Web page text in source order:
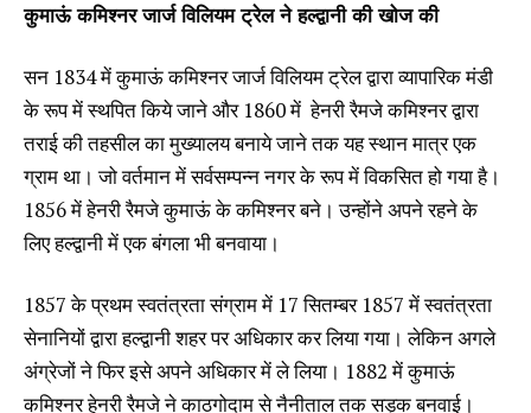
कुमाऊं कमिश्नर जार्ज विलियम ट्रेल ने हल्द्वानी की खोज की
सन 1834 में कुमाऊं कमिश्नर जार्ज विलियम ट्रेल द्वारा व्यापारिक मंडी
के रूप में स्थपित किये जाने और 1860 में हेनरी रैमजे कमिश्नर द्वारा
तराई की तहसील का मुख्यालय बनाये जाने तक यह स्थान मात्र एक
ग्राम था। जो वर्तमान में सर्वसम्पन्न नगर के रूप में विकसित हो गया है।
1856 में हेनरी रैमजे कुमाऊं के कमिश्नर बने। उन्होंने अपने रहने के
लिए हल्द्वानी में एक बंगला भी बनवाया।
1857 के प्रथम स्वतंत्रता संग्राम में 17 सितम्बर 1857 में स्वतंत्रता
सेनानियों द्वारा हल्द्वानी शहर पर अधिकार कर लिया गया। लेकिन अगले
अंग्रेजों ने फिर इसे अपने अधिकार में ले लिया। 1882 में कुमाऊं
कमिश्नर हेनरी रैमजे ने काठगोदाम से नैनीताल तक सड़क बनवाई।